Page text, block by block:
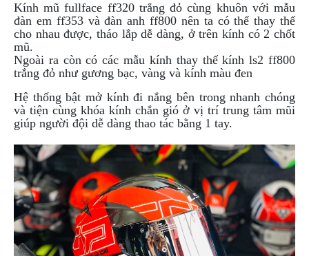
Kính mũ fullface ff320 trắng đỏ cùng khuôn với mẫu
đàn em ff353 và đàn anh ff800 nên ta có thể thay thế
cho nhau được, tháo lắp dễ dàng, ở trên kính có 2 chốt
mũ.
Ngoài ra còn có các mẫu kính thay thế kính ls2 ff800
trắng đỏ như gương bạc, vàng và kính màu đen
Hệ thống bật mở kính đi nắng bên trong nhanh chóng
và tiện cùng khóa kính chắn gió ở vị trí trung tâm mũi
giúp người đội dễ dàng thao tác bằng 1 tay.